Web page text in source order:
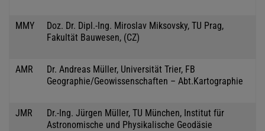
MMY
Doz. Dr. Dipl.-Ing. Miroslav Miksovsky, TU Prag,
Fakultät Bauwesen, (CZ)
AMR
Dr. Andreas Müller, Universität Trier, FB
Geographie/Geowissenschaften – Abt.Kartographie
JMR
Dr.-Ing. Jürgen Müller, TU München, Institut für
Astronomische und Physikalische Geodäsie